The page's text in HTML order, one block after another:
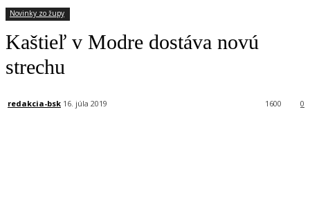
Novinky zo župy
Kaštieľ v Modre dostáva novú
strechu
redakcia-bsk 16. júla 2019 0
1600